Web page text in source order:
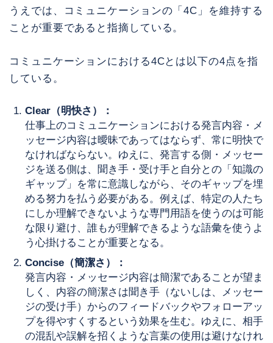
うえでは、コミュニケーションの「4C」を維持する
ことが重要であると指摘している。
コミュニケーションにおける4Cとは以下の4点を指
している。
Clear（明快さ）：
仕事上のコミュニケーションにおける発言内容・メ
ッセージ内容は曖昧であってはならず、常に明快で
なければならない。ゆえに、発言する側・メッセー
ジを送る側は、聞き手・受け手と自分との「知識の
ギャップ」を常に意識しながら、そのギャップを埋
める努力を払う必要がある。例えば、特定の人たち
にしか理解できないような専門用語を使うのは可能
な限り避け、誰もが理解できるような語彙を使うよ
う心掛けることが重要となる。
Concise（簡潔さ）：
発言内容・メッセージ内容は簡潔であることが望ま
しく、内容の簡潔さは聞き手（ないしは、メッセー
ジの受け手）からのフィードバックやフォローアッ
プを得やすくするという効果を生む。ゆえに、相手
の混乱や誤解を招くような言葉の使用は避けなけれ